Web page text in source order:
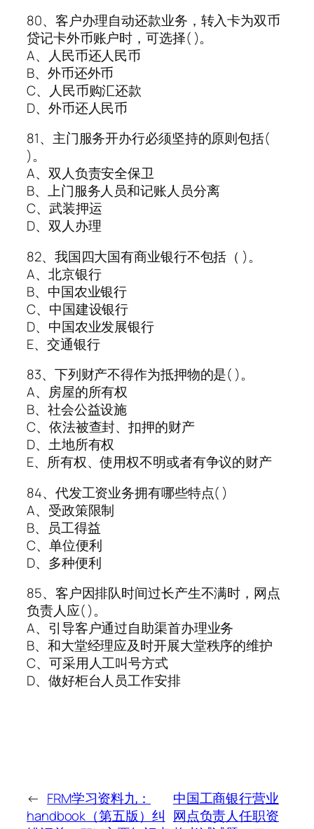
80、客户办理自动还款业务，转入卡为双币
贷记卡外币账户时，可选择( )。
A、人民币还人民币
B、外币还外币
C、人民币购汇还款
D、外币还人民币
81、主门服务开办行必须坚持的原则包括(
)。
A、双人负责安全保卫
B、上门服务人员和记账人员分离
C、武装押运
D、双人办理
82、我国四大国有商业银行不包括（ )。
A、北京银行
B、中国农业银行
C、中国建设银行
D、中国农业发展银行
E、交通银行
83、下列财产不得作为抵押物的是( )。
A、房屋的所有权
B、社会公益设施
C、依法被查封、扣押的财产
D、土地所有权
E、所有权、使用权不明或者有争议的财产
84、代发工资业务拥有哪些特点( )
A、受政策限制
B、员工得益
C、单位便利
D、多种便利
85、客户因排队时间过长产生不满时，网点
负责人应( )。
A、引导客户通过自助渠首办理业务
B、和大堂经理应及时开展大堂秩序的维护
C、可采用人工叫号方式
D、做好柜台人员工作安排
← FRM学习资料九：
handbook（第五版）纠
中国工商银行营业
网点负责人任职资